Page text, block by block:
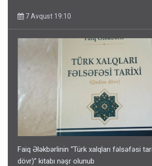
7 Avqust 19:10
Faiq Ələkbərlinin “Türk xalqları fəlsəfəsi
dövr)” kitabı nəşr olunub